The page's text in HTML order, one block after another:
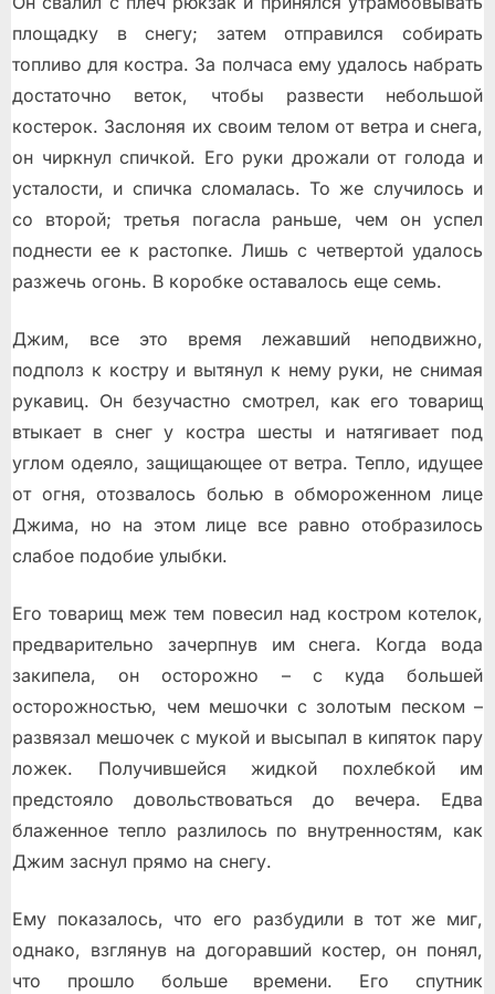
площадку в снегу; затем отправился собирать
топливо для костра. За полчаса ему удалось набрать
достаточно веток, чтобы развести небольшой
костерок. Заслоняя их своим телом от ветра и снега,
он чиркнул спичкой. Его руки дрожали от голода и
усталости, и спичка сломалась. То же случилось и
со второй; третья погасла раньше, чем он успел
поднести ее к растопке. Лишь с четвертой удалось
разжечь огонь. В коробке оставалось еще семь.
Джим, все это время лежавший неподвижно,
подполз к костру и вытянул к нему руки, не снимая
рукавиц. Он безучастно смотрел, как его товарищ
втыкает в снег у костра шесты и натягивает под
углом одеяло, защищающее от ветра. Тепло, идущее
от огня, отозвалось болью в обмороженном лице
Джима, но на этом лице все равно отобразилось
слабое подобие улыбки.
Его товарищ меж тем повесил над костром котелок,
предварительно зачерпнув им снега. Когда вода
закипела, он осторожно – с куда большей
осторожностью, чем мешочки с золотым песком –
развязал мешочек с мукой и высыпал в кипяток пару
ложек. Получившейся жидкой похлебкой им
предстояло довольствоваться до вечера. Едва
блаженное тепло разлилось по внутренностям, как
Джим заснул прямо на снегу.
Ему показалось, что его разбудили в тот же миг,
однако, взглянув на догоравший костер, он понял,
что прошло больше времени. Его спутник